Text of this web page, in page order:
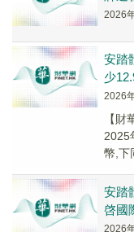
2026
安踏
少
2026
【
2025
幣,下
安踏
啓國
2026